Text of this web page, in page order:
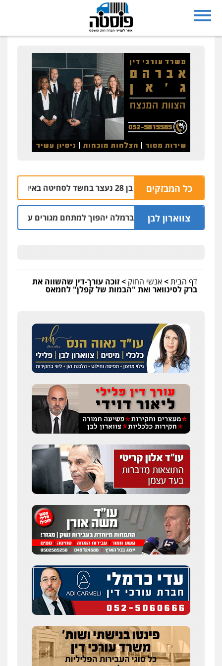
כל המבזקים
נצרת: בן 28 נעצר בחשד לסחיטה באיומים מטלפון שאינו שלו
צווארון לבן
התעשייה ברמלה יהפוך למתחם מגורים עם 1,700 יחידות דיור
דף הבית>אנשי החוק >זוכה עורך-דין שהשווה את
ברק לסינוואר ואת "הבמות של קפלן" לחמאס